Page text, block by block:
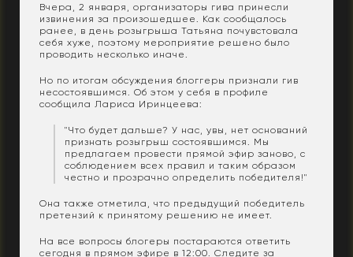
Вчера, 2 января, организаторы гива принесли
извинения за произошедшее. Как сообщалось
ранее, в день розыгрыша Татьяна почувстовала
себя хуже, поэтому мероприятие решено было
проводить несколько иначе.
Но по итогам обсуждения блоггеры признали гив
несостоявшимся. Об этом у себя в профиле
сообщила Лариса Иринцеева:
"Что будет дальше? У нас, увы, нет оснований
признать розыгрыш состоявшимся. Мы
предлагаем провести прямой эфир заново, с
соблюдением всех правил и таким образом
честно и прозрачно определить победителя!"
Она также отметила, что предыдущий победитель
претензий к принятому решению не имеет.
На все вопросы блогеры постараются ответить
сегодня в прямом эфире в 12:00. Следите за